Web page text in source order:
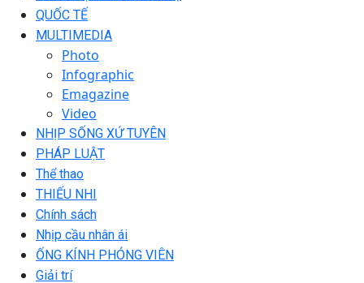
QUỐC TẾ
MULTIMEDIA
Photo
Infographic
Emagazine
Video
NHỊP SỐNG XỨ TUYÊN
PHÁP LUẬT
Thể thao
THIẾU NHI
Chính sách
Nhịp cầu nhân ái
ỐNG KÍNH PHÓNG VIÊN
Giải trí